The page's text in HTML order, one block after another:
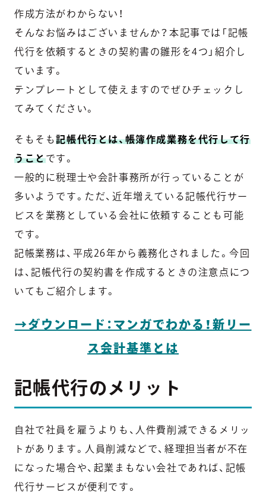
作成方法がわからない！
そんなお悩みはございませんか？本記事では「記帳
代行を依頼するときの契約書の雛形を4つ」紹介し
ています。
テンプレートとして使えますのでぜひチェックし
てみてください。
そもそも記帳代行とは、帳簿作成業務を代行して行
うことです。
一般的に税理士や会計事務所が行っていることが
多いようです。ただ、近年増えている記帳代行サー
ビスを業務としている会社に依頼することも可能
です。
記帳業務は、平成26年から義務化されました。今回
は、記帳代行の契約書を作成するときの注意点につ
いてもご紹介します。
→ダウンロード：マンガでわかる！新リー
ス会計基準とは
記帳代行のメリット
自社で社員を雇うよりも、人件費削減できるメリッ
トがあります。人員削減などで、経理担当者が不在
になった場合や、起業まもない会社であれば、記帳
代行サービスが便利です。